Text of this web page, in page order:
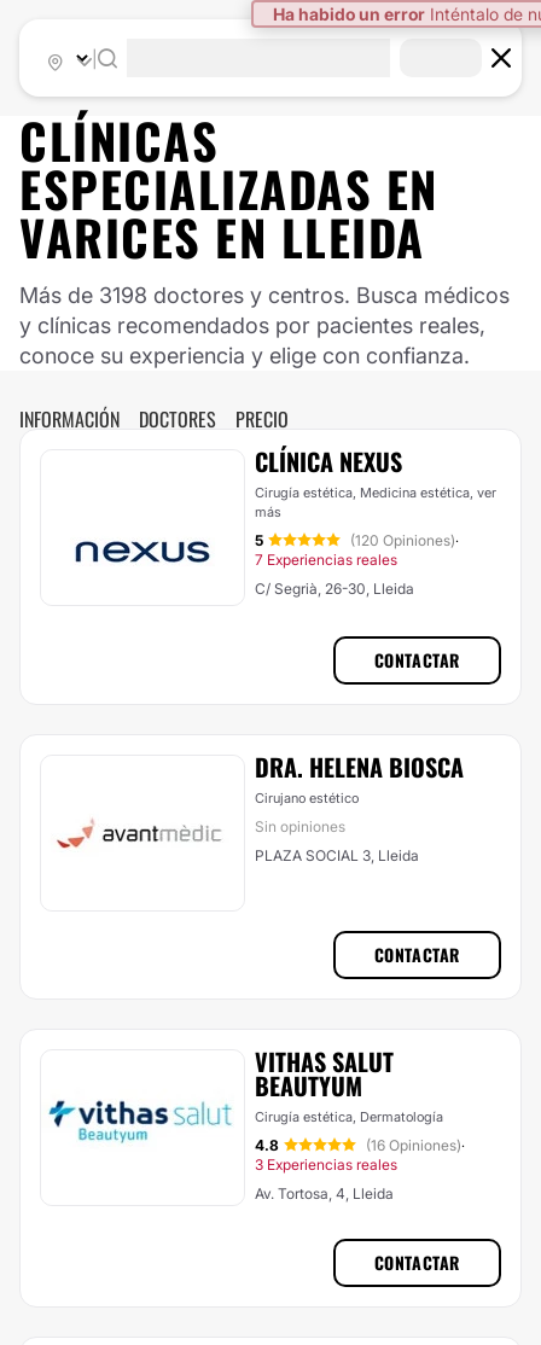
Ha habido un error Inténtalo de
CLÍNICAS
ESPECIALIZADAS EN
VARICES EN LLEIDA
Más de 3198 doctores y centros. Busca médicos
y clínicas recomendados por pacientes reales,
conoce su experiencia y elige con confianza.
INFORMACIÓN DOCTORES PRECIO
CLÍNICA NEXUS
Cirugía estética, Medicina estética, ver
más
5 (120 Opiniones)·
7 Experiencias reales
C/ Segrià, 26-30, Lleida
CONTACTAR
DRA. HELENA BIOSCA
Cirujano estético
Sin opiniones
PLAZA SOCIAL 3, Lleida
CONTACTAR
VITHAS SALUT
BEAUTYUM
Cirugía estética, Dermatología
4.8 (16 Opiniones)·
3 Experiencias reales
Av. Tortosa, 4, Lleida
CONTACTAR